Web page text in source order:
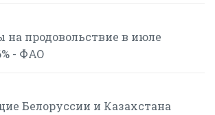
продовольствие в июле
- ФАО
Белоруссии и Казахстана